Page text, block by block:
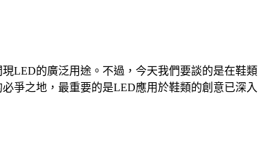
LED的廣泛用途。不過，今天我們要談的是在鞋類
爭之地，最重要的是LED應用於鞋類的創意已深入